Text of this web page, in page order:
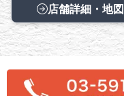
店舗詳細・地図